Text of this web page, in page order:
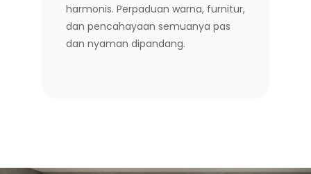
harmonis. Perpaduan warna, furnitur,
dan pencahayaan semuanya pas
dan nyaman dipandang.